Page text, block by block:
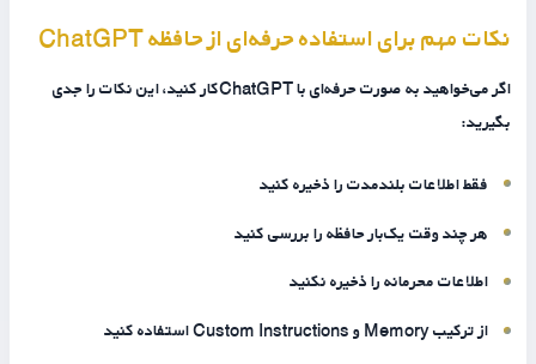
نکات مهم برای استفاده حرفه‌ای از حافظه ChatGPT
اگر می‌خواهید به صورت حرفه‌ای با ChatGPTکار کنید، این نکات را جدی
بگیرید:
فقط اطلاعات بلندمدت را ذخیره کنید
هر چند وقت یک‌بار حافظه را بررسی کنید
اطلاعات محرمانه را ذخیره نکنید
از ترکیب Memory و Custom Instructions استفاده کنید